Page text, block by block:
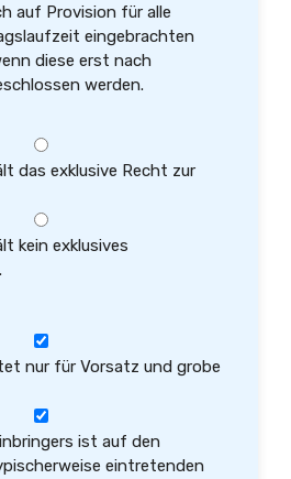
auf Provision für alle
eingebrachten
diese erst nach
werden.
das exklusive Recht zur
kein exklusives
nur für Vorsatz und grobe
ist auf den
eintretenden